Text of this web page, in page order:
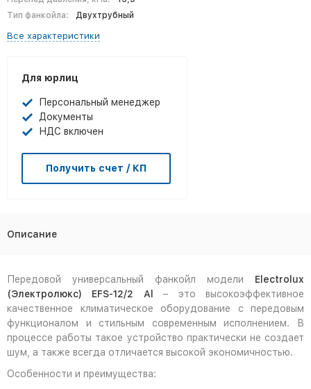
Тип фанкойла:
Двухтрубный
Все характеристики
Для юрлиц
Персональный менеджер
Документы
НДС включен
Получить счет / КП
Описание
Передовой универсальный фанкойл модели Electrolux
(Электролюкс) EFS-12/2 Al
– это высокоэффективное
качественное климатическое оборудование с передовым
функционалом и стильным современным исполнением. В
процессе работы такое устройство практически не создает
шум, а также всегда отличается высокой экономичностью.
Особенности и преимущества: